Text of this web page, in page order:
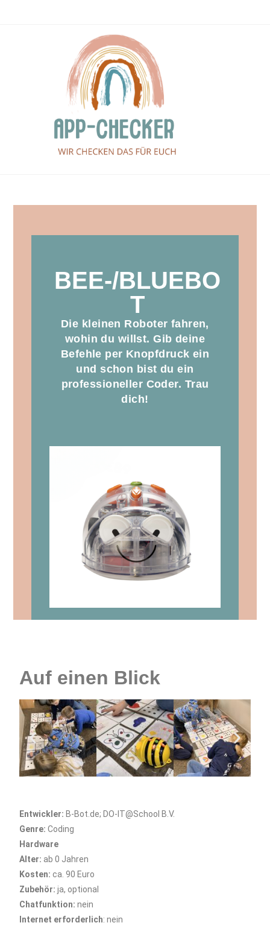
BEE-/BLUEBO
T
Die kleinen Roboter fahren,
wohin du willst. Gib deine
Befehle per Knopfdruck ein
und schon bist du ein
professioneller Coder. Trau
dich!
Auf einen Blick
Entwickler: B-Bot.de; DO-IT@School B.V.
Genre: Coding
Hardware
Alter: ab 0 Jahren
Kosten: ca. 90 Euro
Zubehör: ja, optional
Chatfunktion: nein
Internet erforderlich: nein